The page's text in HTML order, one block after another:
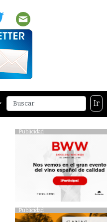
Ir
Publicidad
Publicidad